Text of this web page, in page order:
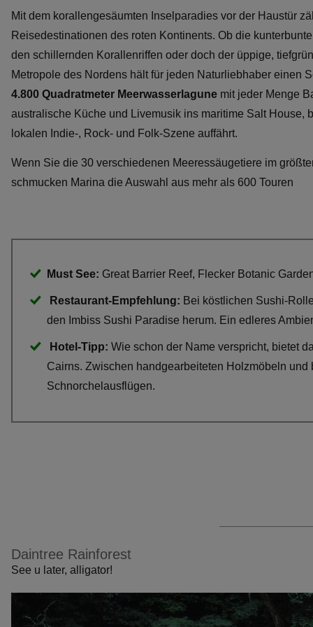
Mit dem korallengesäumten Inselparadies vor der Haustür
Reisedestinationen des roten Kontinents. Ob die
den schillernden Korallenriffen oder doch der üppige,
Metropole des Nordens hält für jeden Naturliebhaber einen
4.800 Quadratmeter Meerwasserlagune mit jeder Menge
australische Küche und Livemusik ins maritime Salt House,
lokalen Indie-, Rock- und Folk-Szene auffährt.
Wenn Sie die 30 verschiedenen Meeressäugetiere im
schmucken Marina die Auswahl aus mehr als 600 Touren
Must See: Great Barrier Reef, Flecker Botanic
Restaurant-Empfehlung: Bei köstlichen Sushi-
den Imbiss Sushi Paradise herum. Ein edleres
Hotel-Tipp: Wie schon der Name verspricht, bietet
Cairns. Zwischen handgearbeiteten Holzmöbeln
Schnorchelausflügen.
Daintree Rainforest
See u later, alligator!